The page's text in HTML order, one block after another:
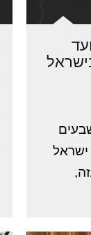
– 14 בדצמבר 2023 שבעים
ישראל